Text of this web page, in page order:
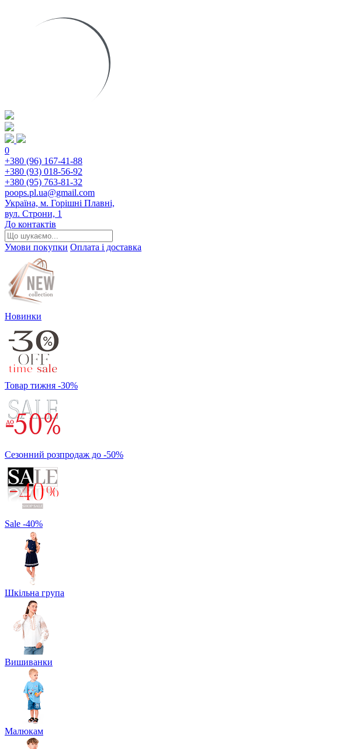
0
+380 (96) 167-41-88
+380 (93) 018-56-92
+380 (95) 763-81-32
poops.pl.ua@gmail.com
Україна, м. Горішні Плавні,
вул. Строни, 1
До контактів
Умови покупки Оплата і доставка
Новинки
Товар тижня -30%
Сезонний розпродаж до -50%
Sale -40%
Шкільна група
Вишиванки
Малюкам